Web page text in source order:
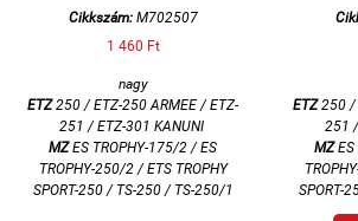
Cikkszám:M702507
1 460 Ft
nagy
ETZ 250 / ETZ-250 ARMEE / ETZ-
251 / ETZ-301 KANUNI
MZES TROPHY-175/2 / ES
TROPHY-250/2 / ETS TROPHY
SPORT-250 / TS-250 / TS-250/1
ETZ 250 /
251
MZES
SPORT-